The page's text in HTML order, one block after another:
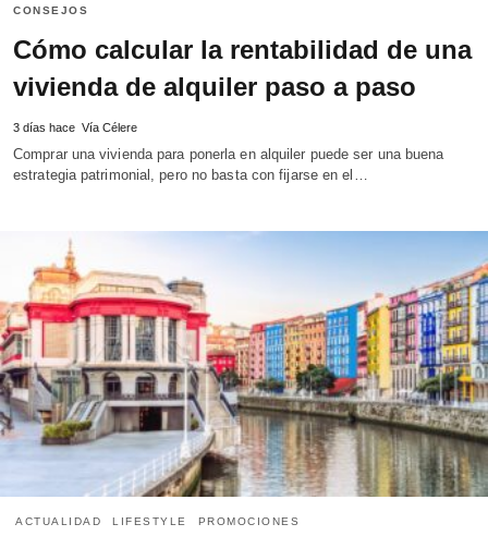
CONSEJOS
Cómo calcular la rentabilidad de una
vivienda de alquiler paso a paso
3 días hace Vía Célere
Comprar una vivienda para ponerla en alquiler puede ser una buena
estrategia patrimonial, pero no basta con fijarse en el…
ACTUALIDAD LIFESTYLE PROMOCIONES